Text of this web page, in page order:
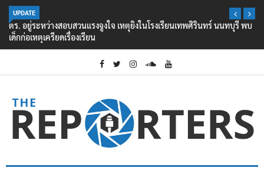
UPDATE
ตร. อยู่ระหว่างสอบสวนแรงจูงใจ เหตุยิงในโรงเรียนเทพศิรินทร์ นนทบุรี พบ
เด็กก่อเหตุเครียดเรื่องเรียน